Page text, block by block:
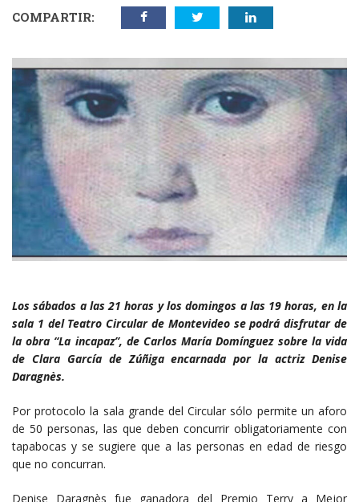
COMPARTIR:
Los sábados a las 21 horas y los domingos a las 19 horas, en la
sala 1 del Teatro Circular de Montevideo se podrá disfrutar de
la obra “La incapaz”, de Carlos María Domínguez sobre la vida
de Clara García de Zúñiga encarnada por la actriz Denise
Daragnès.
Por protocolo la sala grande del Circular sólo permite un aforo
de 50 personas, las que deben concurrir obligatoriamente con
tapabocas y se sugiere que a las personas en edad de riesgo
que no concurran.
Denise Daragnès fue ganadora del Premio Terry a Mejor